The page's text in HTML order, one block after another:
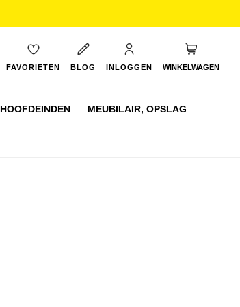
FAVORIETEN BLOG INLOGGEN WINKELWAGEN
HOOFDEINDEN MEUBILAIR, OPSLAG